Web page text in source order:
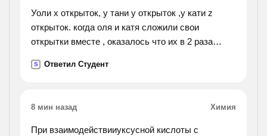
Уоли x открыток, у тани y открыток ,у кати z
открыток. когда оля и катя сложили свои
открытки вместе , оказалось что их в 2 раза
выражений ,предоставленных ниже,
S Ответил Студент
8 мин назад Химия
При взаимодействииуксусной кислоты с